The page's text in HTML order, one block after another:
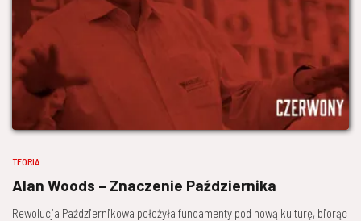
TEORIA
Alan Woods – Znaczenie Października
Rewolucja Październikowa położyła fundamenty pod nową kulturę, biorąc